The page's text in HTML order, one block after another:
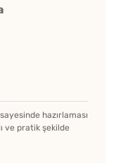
hazırlaması
ve pratik şekilde